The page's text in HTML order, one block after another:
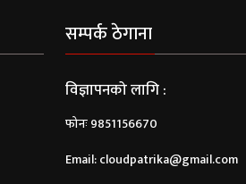
सम्पर्क ठेगाना
विज्ञापनको लागि :
फोनः 9851156670
Email:cloudpatrika@gmail.com